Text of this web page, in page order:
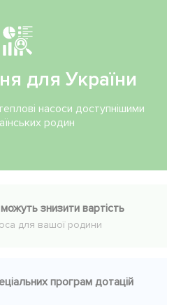
для України
насоси доступнішими
родин
можуть знизити вартість
для вашої родини
програм дотацій